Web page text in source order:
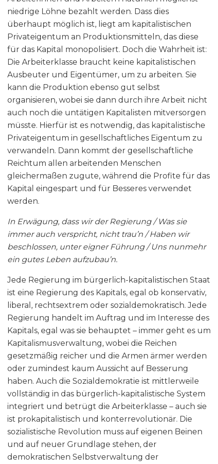
niedrige Löhne bezahlt werden. Dass dies
überhaupt möglich ist, liegt am kapitalistischen
Privateigentum an Produktionsmitteln, das diese
für das Kapital monopolisiert. Doch die Wahrheit ist:
Die Arbeiterklasse braucht keine kapitalistischen
Ausbeuter und Eigentümer, um zu arbeiten. Sie
kann die Produktion ebenso gut selbst
organisieren, wobei sie dann durch ihre Arbeit nicht
auch noch die untätigen Kapitalisten mitversorgen
müsste. Hierfür ist es notwendig, das kapitalistische
Privateigentum in gesellschaftliches Eigentum zu
verwandeln. Dann kommt der gesellschaftliche
Reichtum allen arbeitenden Menschen
gleichermaßen zugute, während die Profite für das
Kapital eingespart und für Besseres verwendet
werden.
In Erwägung, dass wir der Regierung / Was sie
immer auch verspricht, nicht trau’n / Haben wir
beschlossen, unter eigner Führung / Uns nunmehr
ein gutes Leben aufzubau’n.
Jede Regierung im bürgerlich-kapitalistischen Staat
ist eine Regierung des Kapitals, egal ob konservativ,
liberal, rechtsextrem oder sozialdemokratisch. Jede
Regierung handelt im Auftrag und im Interesse des
Kapitals, egal was sie behauptet – immer geht es um
Kapitalismusverwaltung, wobei die Reichen
gesetzmäßig reicher und die Armen ärmer werden
oder zumindest kaum Aussicht auf Besserung
haben. Auch die Sozialdemokratie ist mittlerweile
vollständig in das bürgerlich-kapitalistische System
integriert und betrügt die Arbeiterklasse – auch sie
ist prokapitalistisch und konterrevolutionär. Die
sozialistische Revolution muss auf eigenen Beinen
und auf neuer Grundlage stehen, der
demokratischen Selbstverwaltung der